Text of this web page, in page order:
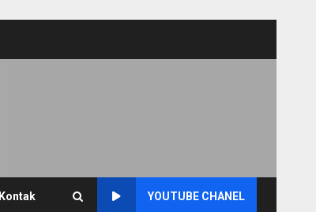
Kontak YOUTUBE CHANEL